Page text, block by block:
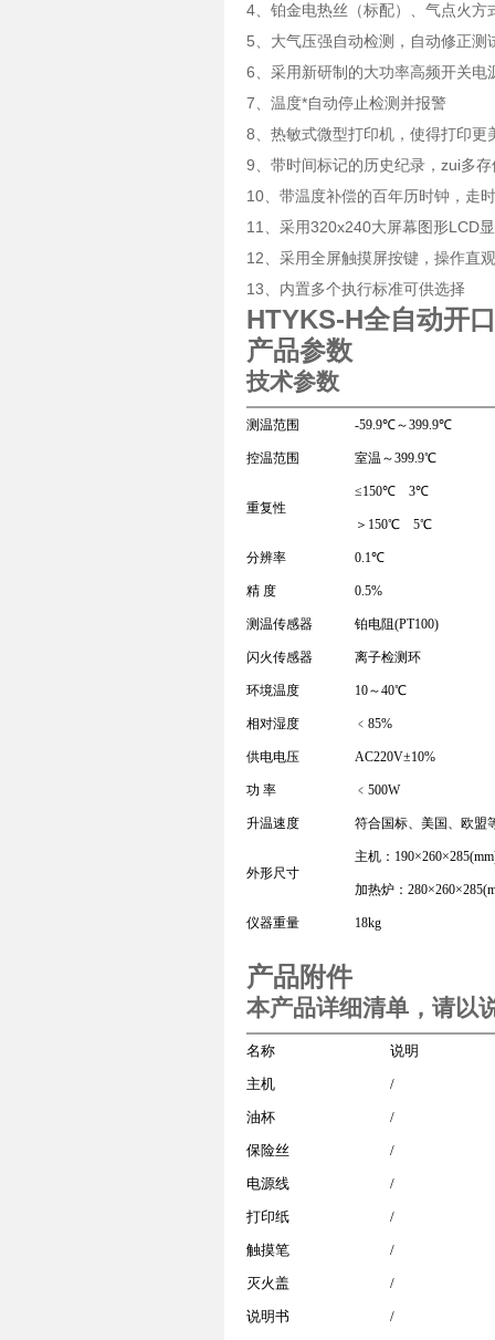
4、铂金电热丝（标配）、气点火方
5、大气压强自动检测，自动修正测
6、采用新研制的大功率高频开关
7、温度*自动停止检测并报警
8、热敏式微型打印机，使得打印
9、带时间标记的历史纪录，zui多
10、带温度补偿的百年历时钟，走
11、采用320x240大屏幕图形LCD
12、采用全屏触摸屏按键，操作直
13、内置多个执行标准可供选择
HTYKS-H全自动开
产品参数
技术参数
测温范围 -59.9℃～399.9℃
控温范围 室温～399.9℃
重复性
≤150℃ 3℃
＞150℃ 5℃
分辨率 0.1℃
精 度 0.5%
测温传感器 铂电阻(PT100)
闪火传感器 离子检测环
环境温度 10～40℃
相对湿度 ﹤85%
供电电压 AC220V±10%
功 率 ﹤500W
升温速度 符合国标、美国、欧盟
外形尺寸
主机：
加热炉：
仪器重量 18kg
产品附件
本产品详细清单，请以
名称
说明
主机
/
油杯
/
保险丝
/
电源线
/
打印纸
/
触摸笔
/
灭火盖
/
说明书
/